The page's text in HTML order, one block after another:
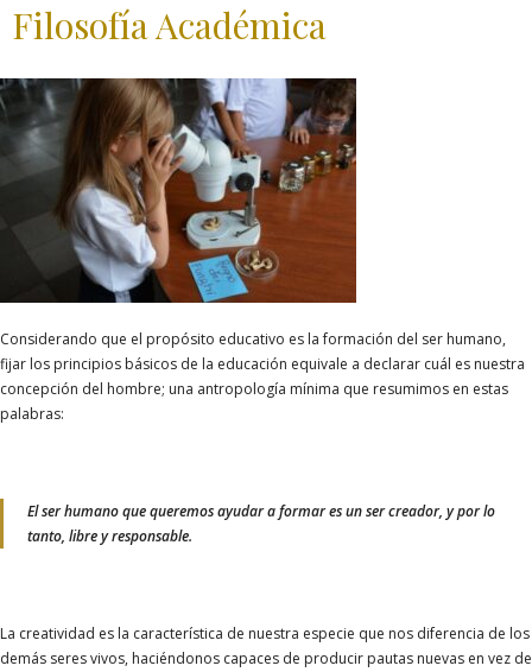
Filosofía Académica
Considerando que el propósito educativo es la formación del ser humano,
fijar los principios básicos de la educación equivale a declarar cuál es nuestra
concepción del hombre; una antropología mínima que resumimos en estas
palabras:
El ser humano que queremos ayudar a formar es un ser creador, y por lo
tanto, libre y responsable.
La creatividad es la característica de nuestra especie que nos diferencia de los
demás seres vivos, haciéndonos capaces de producir pautas nuevas en vez de